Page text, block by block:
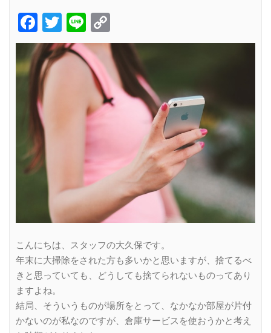
Facebook
Twitter
Line
Link
こんにちは、スタッフの大久保です。
年末に大掃除をされた方も多いかと思いますが、捨てるべ
きと思っていても、どうしても捨てられないものってあり
ますよね。
結局、そういうものが場所をとって、なかなか部屋が片付
かないのが私なのですが、倉庫サービスを使おうかと考え